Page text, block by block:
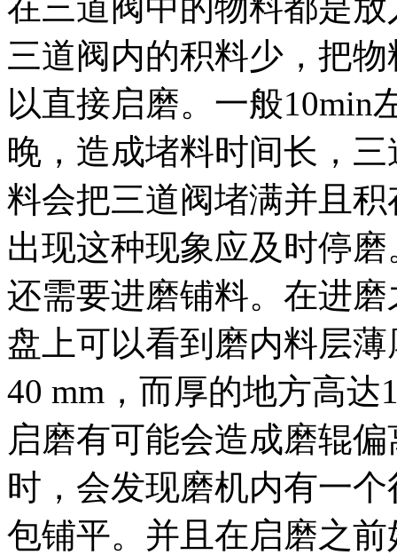
三道阀内的积料少，把
以直接启磨。一般10min
晚，造成堵料时间长，
料会把三道阀堵满并且
出现这种现象应及时停
还需要进磨铺料。在进
盘上可以看到磨内料层
40 mm，而厚的地方高
启磨有可能会造成磨辊
时，会发现磨机内有一
包铺平。并且在启磨之